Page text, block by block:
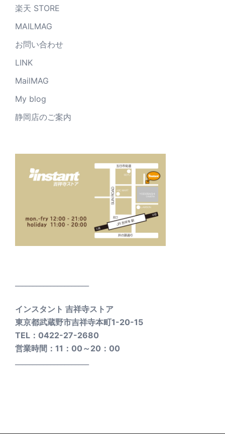
楽天 STORE
MAILMAG
お問い合わせ
LINK
MailMAG
My blog
静岡店のご案内
インスタント 吉祥寺ストア
東京都武蔵野市吉祥寺本町1-20-15
TEL：0422-27-2680
営業時間：11：00～20：00